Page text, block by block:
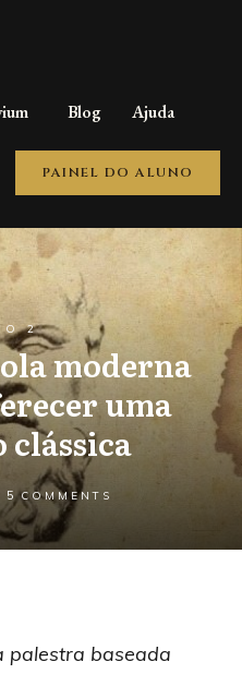
Blog Ajuda
PAINEL DO ALUNO
2
moderna
uma
clássica
5 COMMENTS
palestra baseada